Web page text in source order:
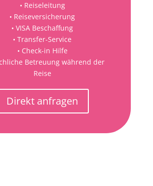
• Reiseleitung
• Reiseversicherung
• VISA Beschaffung
• Transfer-Service
• Check-in Hilfe
Betreuung während der
Reise
Direkt anfragen